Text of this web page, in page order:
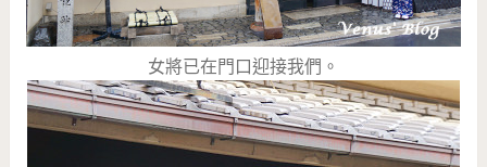
女將已在門口迎接我們。